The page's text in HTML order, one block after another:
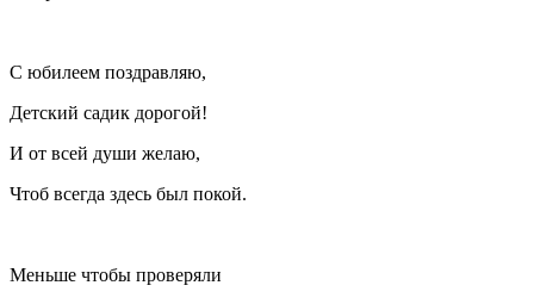
С юбилеем поздравляю,
Детский садик дорогой!
И от всей души желаю,
Чтоб всегда здесь был покой.
Меньше чтобы проверяли